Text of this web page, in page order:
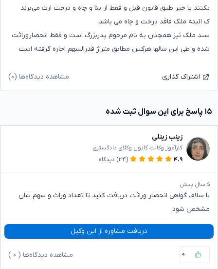
بکنند یا خیر طبق قانون قبل و فقط از بنا و چاه و درخت ارث می‌برند
ک البته ملک فاقد درخت و چاه می باشد.
سند ملک نیز همچنان به نام مرحوم پدربزرگ است و فقط انحصاروراثت
شده و طی این سالها هرکس مطابق متراژ قدرالسهم اجاره گرفته است
اشتراک گذاری مشاهده دیدگاه‌ها (۰)
۱۵ پاسخ برای این سوال ثبت شده
زینب زینلی
کارآموز وکالت کانون وکلای دادگستری
۴.۹
(۳۴) دیدگاه
۵ سال پیش
با سلام، گواهی انحصار وراثت دریافت کنید تا تعداد وراث و سهم شان
مشخص شود
دریافت مشاوره از این وکیل
۰ مشاهده دیدگاه‌ها ( ۰